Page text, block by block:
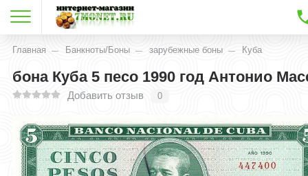
Главная Банкноты/Боны зарубежные боны Куба
бона Куба 5 песо 1990 год Антонио
Добавить отзыв 0